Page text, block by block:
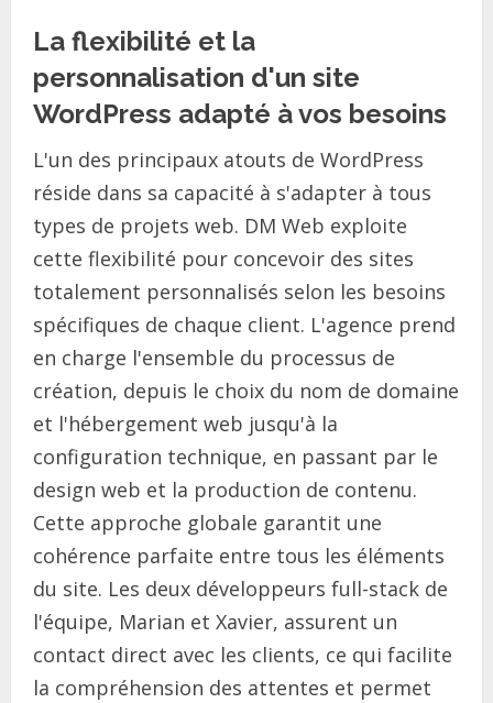
La flexibilité et la
personnalisation d'un site
WordPress adapté à vos besoins
L'un des principaux atouts de WordPress
réside dans sa capacité à s'adapter à tous
types de projets web. DM Web exploite
cette flexibilité pour concevoir des sites
totalement personnalisés selon les besoins
spécifiques de chaque client. L'agence prend
en charge l'ensemble du processus de
création, depuis le choix du nom de domaine
et l'hébergement web jusqu'à la
configuration technique, en passant par le
design web et la production de contenu.
Cette approche globale garantit une
cohérence parfaite entre tous les éléments
du site. Les deux développeurs full-stack de
l'équipe, Marian et Xavier, assurent un
contact direct avec les clients, ce qui facilite
la compréhension des attentes et permet